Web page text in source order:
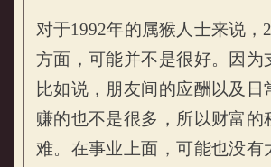
对于1992年的属猴人士来说，
方面，可能并不是很好。因为
比如说，朋友间的应酬以及日
赚的也不是很多，所以财富的
难。在事业上面，可能也没有